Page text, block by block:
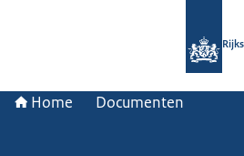
Home Documenten